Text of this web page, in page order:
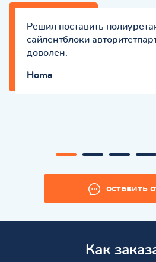
Решил поставить
сайлентблоки
доволен.
Homa
оставить
Как